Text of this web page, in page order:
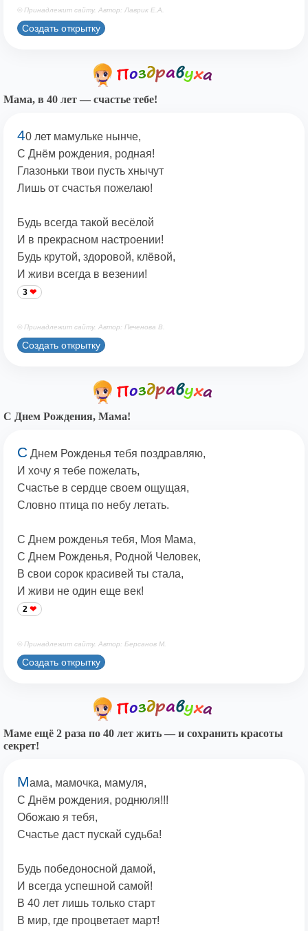
© Принадлежит сайту. Автор: Лаврик Е.А.
Создать открытку
Мама, в 40 лет — счастье тебе!
40 лет мамульке нынче,
С Днём рождения, родная!
Глазоньки твои пусть хнычут
Лишь от счастья пожелаю!
Будь всегда такой весёлой
И в прекрасном настроении!
Будь крутой, здоровой, клёвой,
И живи всегда в везении!
3
© Принадлежит сайту. Автор: Печенова В.
Создать открытку
С Днем Рождения, Мама!
С Днем Рожденья тебя поздравляю,
И хочу я тебе пожелать,
Счастье в сердце своем ощущая,
Словно птица по небу летать.
С Днем рожденья тебя, Моя Мама,
С Днем Рожденья, Родной Человек,
В свои сорок красивей ты стала,
И живи не один еще век!
2
© Принадлежит сайту. Автор: Берсанов М.
Создать открытку
Маме ещё 2 раза по 40 лет жить — и сохранить красоты
секрет!
Мама, мамочка, мамуля,
С Днём рождения, роднюля!!!
Обожаю я тебя,
Счастье даст пускай судьба!
Будь победоносной дамой,
И всегда успешной самой!
В 40 лет лишь только старт
В мир, где процветает март!